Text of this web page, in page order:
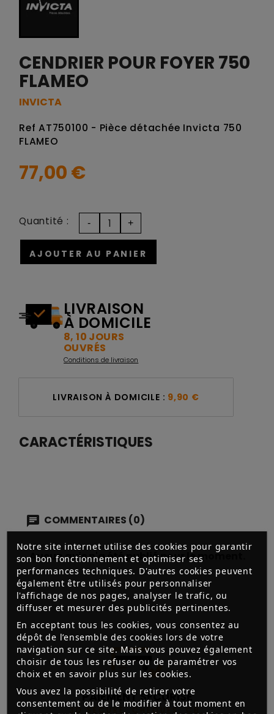
Notre site internet utilise des cookies pour garantir
son bon fonctionnement et optimiser ses
performances techniques. D'autres cookies peuvent
également être utilisés pour personnaliser
l'affichage de nos pages, analyser le trafic, ou
diffuser et mesurer des publicités pertinentes.
En acceptant tous les cookies, vous consentez au
dépôt de l’ensemble des cookies lors de votre
navigation sur ce site. Mais vous pouvez également
choisir de tous les refuser ou de paramétrer vos
choix et en savoir plus sur les cookies.
Vous avez la possibilité de retirer votre
consentement ou de le modifier à tout moment en
CENDRIER POUR FOYER 750
FLAMEO
INVICTA
Ref AT750100 - Pièce détachée Invicta 750
FLAMEO
77,00 €
AJOUTER AU PANIER
Quantité :
LIVRAISON
À DOMICILE
8, 10 JOURS
OUVRÉS
Conditions de livraison
LIVRAISON À DOMICILE : 9,90 €
CARACTÉRISTIQUES
COMMENTAIRES (0)
Aucun avis n'a été publié pour le moment.
PAIEMENT SÉCURISÉ
3D SECURE, CHÈQUES, CB,